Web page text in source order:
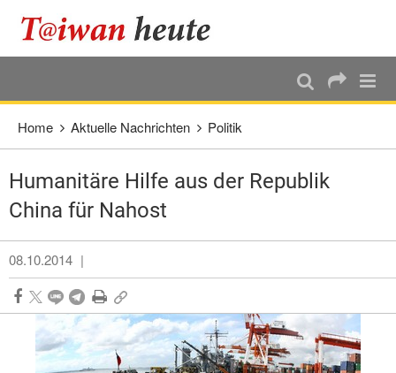
Direkt weiter zum Haupt-Inhalt
Home Aktuelle Nachrichten Politik
Humanitäre Hilfe aus der Republik
China für Nahost
08.10.2014 |